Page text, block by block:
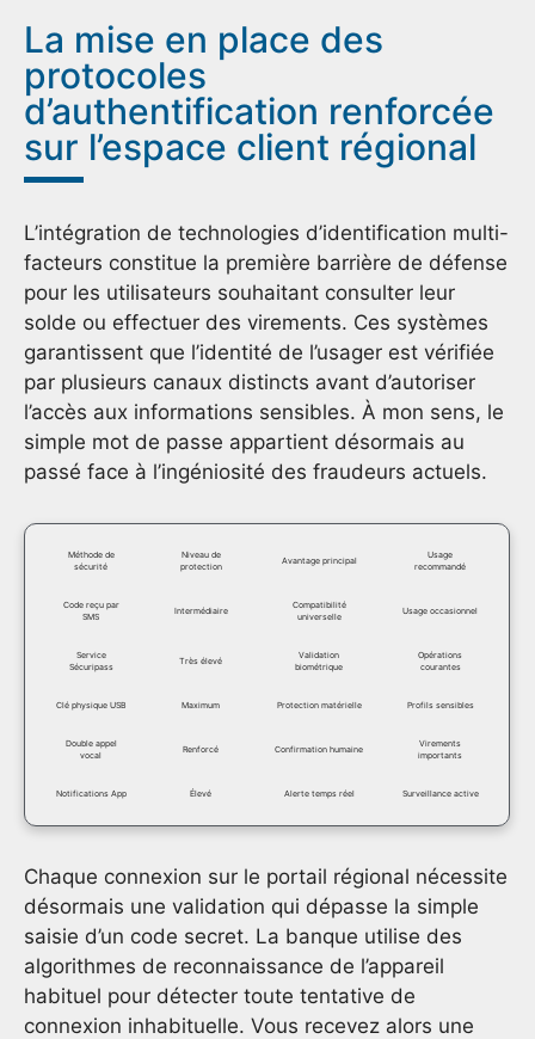
La mise en place des
protocoles
d’authentification renforcée
sur l’espace client régional
L’intégration de technologies d’identification multi-
facteurs constitue la première barrière de défense
pour les utilisateurs souhaitant consulter leur
solde ou effectuer des virements. Ces systèmes
garantissent que l’identité de l’usager est vérifiée
par plusieurs canaux distincts avant d’autoriser
l’accès aux informations sensibles. À mon sens, le
simple mot de passe appartient désormais au
passé face à l’ingéniosité des fraudeurs actuels.
Méthode de
sécurité
Niveau de
protection
Avantage principal
Usage
recommandé
Code reçu par
SMS
Intermédiaire
Compatibilité
universelle
Usage occasionnel
Service
Sécuripass
Très élevé
Validation
biométrique
Opérations
courantes
Clé physique USB Maximum Protection matérielle Profils sensibles
Double appel
vocal
Renforcé Confirmation humaine
Virements
importants
Notifications App Élevé Alerte temps réel Surveillance active
Chaque connexion sur le portail régional nécessite
désormais une validation qui dépasse la simple
saisie d’un code secret. La banque utilise des
algorithmes de reconnaissance de l’appareil
habituel pour détecter toute tentative de
connexion inhabituelle. Vous recevez alors une